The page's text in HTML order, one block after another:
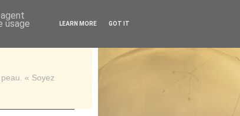
« Soyez
usage LEARN MORE GOT IT